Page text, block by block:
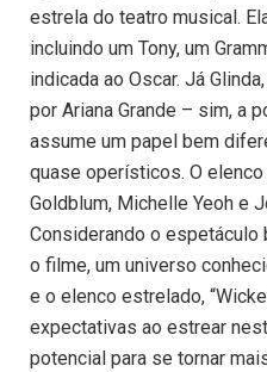
estrela do teatro musical.
incluindo um Tony, um
indicada ao Oscar. Já
por Ariana Grande – sim, a
assume um papel bem
quase operísticos. O
Goldblum, Michelle Yeoh e
Considerando o
o filme, um universo
e o elenco estrelado,
expectativas ao estrear
potencial para se tornar